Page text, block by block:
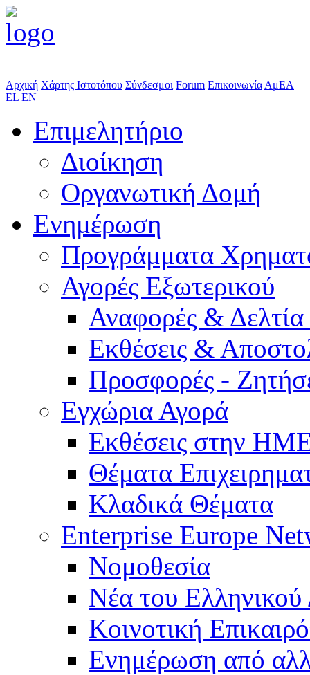
Αρχική Χάρτης Ιστοτόπου Σύνδεσμοι Forum Επικοινωνία ΑμΕΑ
EL EN
Επιμελητήριο
Διοίκηση
Οργανωτική Δομή
Ενημέρωση
Προγράμματα
Αγορές Εξωτερικού
Αναφορές &
Εκθέσεις &
Προσφορές -
Εγχώρια Αγορά
Εκθέσεις στην
Θέματα
Κλαδικά Θέματα
Enterprise Europe
Νομοθεσία
Νέα του Ελληνικού
Κοινοτική
Ενημέρωση από